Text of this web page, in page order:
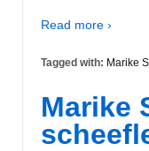
Read more ›
Tagged with: Marike
Marike